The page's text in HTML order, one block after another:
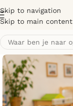
Skip to navigation
Skip to main content